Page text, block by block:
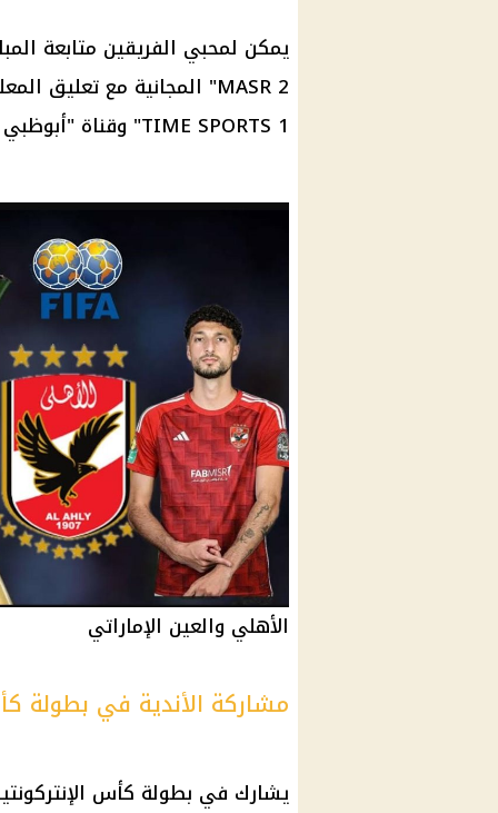
TIME SPORTS 1" وقناة "أبوظبي الرياضية".
الأهلي والعين الإماراتي
مشاركة الأندية في بطولة
يشارك في بطولة كأس